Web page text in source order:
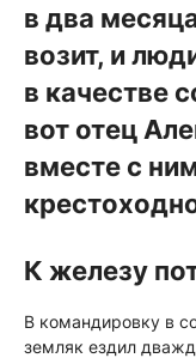
в два
возит, и
в качестве
вот отец
вместе с
К железу
В командировку в
земляк ездил